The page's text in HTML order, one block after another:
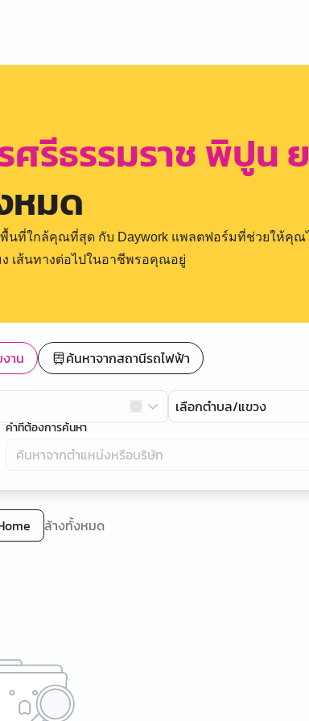
ศรีธรรมราช พิปูน
หมด
นที่ใกล้คุณที่สุด กับ Daywork แพลตฟอร์มที่ช่วยให้คุณ
ง เส้นทางต่อไปในอาชีพรอคุณอยู่
าน ค้นหาจากสถานีรถไฟฟ้า
เลือกตำบล/แขวง
คำที่ต้องการค้นหา
ล้างทั้งหมด